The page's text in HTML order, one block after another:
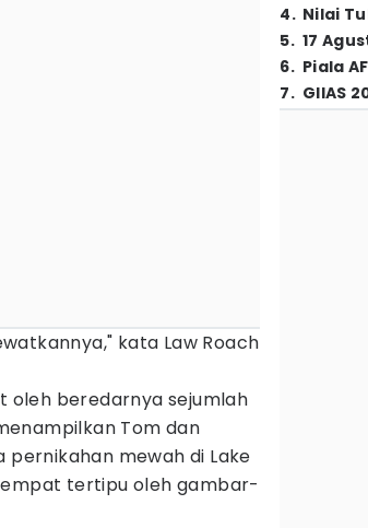
kata Law Roach
oleh beredarnya sejumlah
Tom dan
mewah di Lake
tertipu oleh gambar-
4. Nilai
5. 17
6. Piala
7. GIIAS